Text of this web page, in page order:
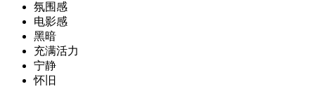
氛围感
电影感
黑暗
充满活力
宁静
怀旧